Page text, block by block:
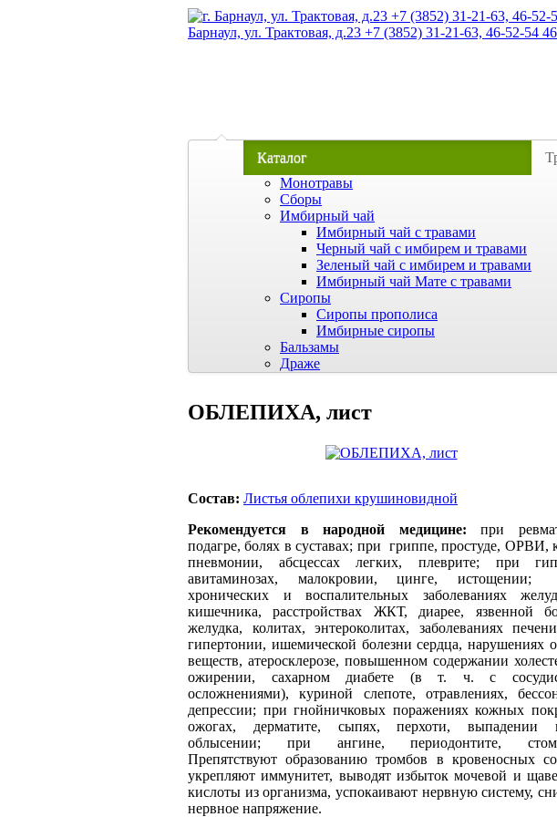
Барнаул, ул. Трактовая, д.23 +7 (3852) 31-21-63, 46-52-54
Каталог
Монотравы
Сборы
Имбирный чай
Имбирный чай с травами
Черный чай с имбирем и травами
Зеленый чай с имбирем и травами
Имбирный чай Мате с травами
Сиропы
Сиропы прополиса
Имбирные сиропы
Бальзамы
Драже
ОБЛЕПИХА, лист
Состав: Листья облепихи крушиновидной
Рекомендуется в народной медицине:при
подагре, болях в суставах; при гриппе, простуде, ОРВИ,
пневмонии, абсцессах легких, плеврите; при
авитаминозах, малокровии, цинге,
хронических и воспалительных заболеваниях
кишечника, расстройствах ЖКТ, диарее, язвенной
желудка, колитах, энтероколитах, заболеваниях
гипертонии, ишемической болезни сердца, нарушениях
веществ, атеросклерозе, повышенном содержании
ожирении, сахарном диабете (в т. ч. с
осложнениями), куриной слепоте, отравлениях,
депрессии; при гнойничковых поражениях кожных
ожогах, дерматите, сыпях, перхоти, выпадении
облысении; при ангине, периодонтите,
Препятствуют образованию тромбов в кровеносных
укрепляют иммунитет, выводят избыток мочевой и
кислоты из организма, успокаивают нервную систему,
нервное напряжение.